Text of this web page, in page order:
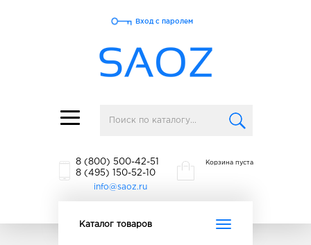
Toggle
navigation
Вход с паролем
8 (800) 500-42-51
8 (495) 150-52-10
info@saoz.ru
Корзина пуста
Toggle
Каталог товаров